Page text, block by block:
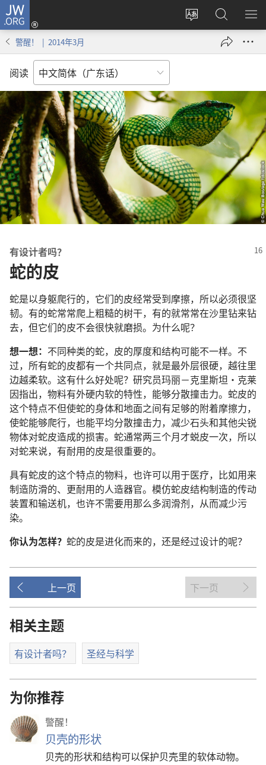
JW.ORG
更
言
登
录
（打
口）
搜
索
JW.ORG
显
警醒！ | 2014年3月
阅读
有设计者吗？
蛇的皮
蛇是以身躯爬行的，它们的皮经常受到摩擦，所以必须很坚
韧。有的蛇常常爬上粗糙的树干，有的就常常在沙里钻来钻
去，但它们的皮不会很快就磨损。为什么呢？
想一想： 不同种类的蛇，皮的厚度和结构可能不一样。不
过，所有蛇的皮都有一个共同点，就是最外层很硬，越往里
边越柔软。这有什么好处呢？研究员玛丽－克里斯坦·克莱
因指出，物料有外硬内软的特性，能够分散撞击力。蛇皮的
这个特点不但使蛇的身体和地面之间有足够的附着摩擦力，
使蛇能够爬行，也能平均分散撞击力，减少石头和其他尖锐
物体对蛇皮造成的损害。蛇通常两三个月才蜕皮一次，所以
对蛇来说，有耐用的皮是很重要的。
具有蛇皮的这个特点的物料，也许可以用于医疗，比如用来
制造防滑的、更耐用的人造器官。模仿蛇皮结构制造的传动
装置和输送机，也许不需要用那么多润滑剂，从而减少污
染。
你认为怎样？ 蛇的皮是进化而来的，还是经过设计的呢？
上一页 下一页
相关主题
有设计者吗？ 圣经与科学
为你推荐
警醒！
贝壳的形状
贝壳的形状和结构可以保护贝壳里的软体动物。